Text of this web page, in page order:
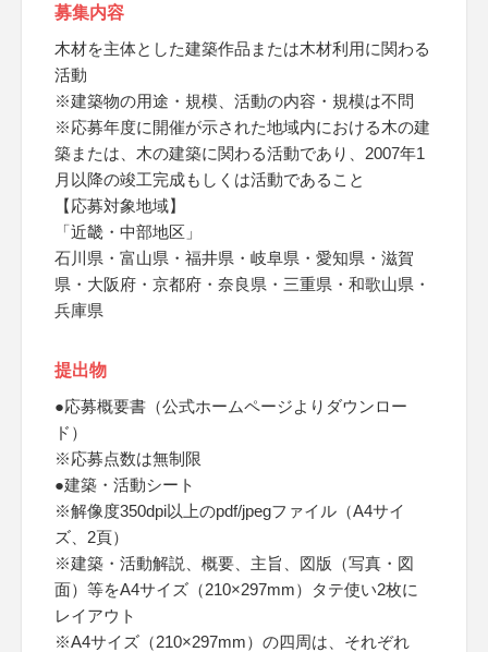
募集内容
木材を主体とした建築作品または木材利用に関わる
活動
※建築物の用途・規模、活動の内容・規模は不問
※応募年度に開催が示された地域内における木の建
築または、木の建築に関わる活動であり、2007年1
月以降の竣工完成もしくは活動であること
【応募対象地域】
「近畿・中部地区」
石川県・富山県・福井県・岐阜県・愛知県・滋賀
県・大阪府・京都府・奈良県・三重県・和歌山県・
兵庫県
提出物
●応募概要書（公式ホームページよりダウンロー
ド）
※応募点数は無制限
●建築・活動シート
※解像度350dpi以上のpdf/jpegファイル（A4サイ
ズ、2頁）
※建築・活動解説、概要、主旨、図版（写真・図
面）等をA4サイズ（210×297mm）タテ使い2枚に
レイアウト
※A4サイズ（210×297mm）の四周は、それぞれ